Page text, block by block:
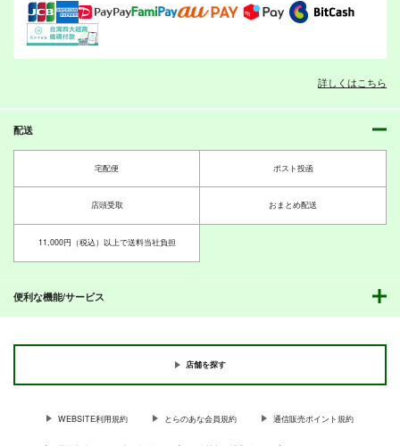
ジャ〇プ オールスタ
ーズバトル！5巻
円 （税込）
よろず
サイタマ
サンプル
カート
ジャ〇プ オールスタ
660円
よろず
夜神月
サンプル
カート
ジャ〇プ オールスタ
ーズバトル！3巻
さいピン
サンプル
カート
作品詳細 作品詳細 作品詳細
BBAの奇妙な冒険４
さいピン
748 円
BBAの奇妙な冒険３
さいピン
サンプル
険 総集編 下巻
1,210
さいピン
よろず
孫悟空
カート
550円（税込）
サイタマ
ジェノス
カート
詳しくはこちら
配送
宅配便 ポスト投函
店頭受取 おまとめ配送
11,000円（税込）以上で送料当社負担
便利な機能/サービス
店舗を探す
WEBSITE利用規約 とらのあな会員規約 通信販売ポイント規約